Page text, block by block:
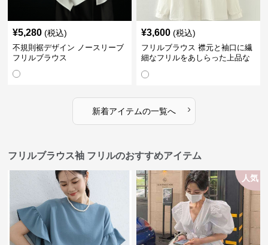
¥5,280 (税込)
不規則裾デザイン ノースリーブ
フリルブラウス
¥3,600 (税込)
フリルブラウス 襟元と袖口に繊
細なフリルをあしらった上品な
新着アイテムの一覧へ ›
フリルブラウス袖 フリルのおすすめアイテム
人気